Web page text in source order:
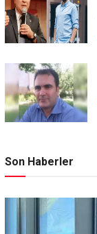
Son Haberler